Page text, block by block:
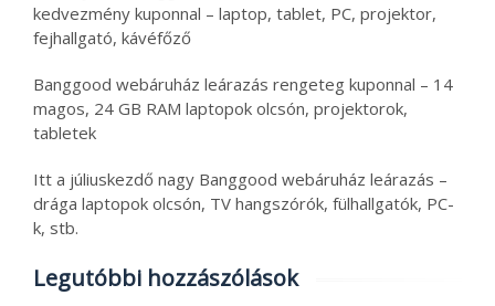
kedvezmény kuponnal – laptop, tablet, PC, projektor,
fejhallgató, kávéfőző
Banggood webáruház leárazás rengeteg kuponnal – 14
magos, 24 GB RAM laptopok olcsón, projektorok,
tabletek
Itt a júliuskezdő nagy Banggood webáruház leárazás –
drága laptopok olcsón, TV hangszórók, fülhallgatók, PC-
k, stb.
Legutóbbi hozzászólások